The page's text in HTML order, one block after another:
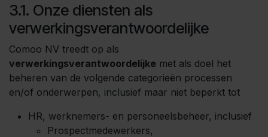
3.1. Onze diensten als
verwerkingsverantwoordelijke
Comoo NV treedt op als
verwerkingsverantwoordelijke met als doel het
beheren van de volgende categorieën processen
en/of onderwerpen, inclusief maar niet beperkt tot
HR, werknemers- en personeelsbeheer, inclusief
Prospectmedewerkers,